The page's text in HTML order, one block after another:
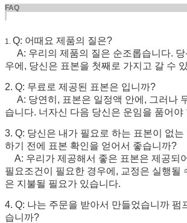
1. Q: 어때요 제품의 질은?
A: 우리의 제품의 질은 순조롭습니다. 당
우에, 당신은 표본을 첫째로 가지고 갈 수
2. Q: 무료로 제공된 표본은 입니까?
A: 당연히, 표본은 일정액 안에, 그러나
습니다. 너자신 다음 당신은 운임을 품어야
3. Q: 당신은 내가 필요로 하는 표본이 없는
하기 전에 표본 확인을 얻어서 좋습니까?
A: 우리가 제공해서 좋은 표본은 제공되
필요조건이 필요한 경우에, 교정은 실행될
은 지불될 필요가 있습니다.
4. Q: 나는 주문을 받아서 만들었습니까 펌
습니까?